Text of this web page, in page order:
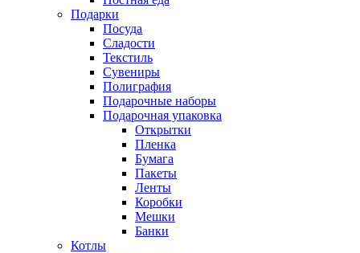
Подарки
Посуда
Сладости
Текстиль
Сувениры
Полиграфия
Подарочные наборы
Подарочная упаковка
Открытки
Пленка
Бумага
Пакеты
Ленты
Коробки
Мешки
Банки
Котлы